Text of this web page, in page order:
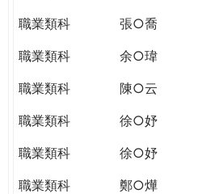
職業類科
張○喬
職業類科
余○瑋
職業類科
陳○云
職業類科
徐○妤
職業類科
徐○妤
職業類科
鄭○燁